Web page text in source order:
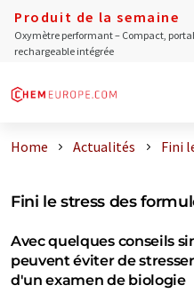
Produit de la semaine
Oxymètre performant – Compact,
rechargeable intégrée
Home Actualités Fini
Fini le stress des
Avec quelques conseils
peuvent éviter de
d'un examen de biologie